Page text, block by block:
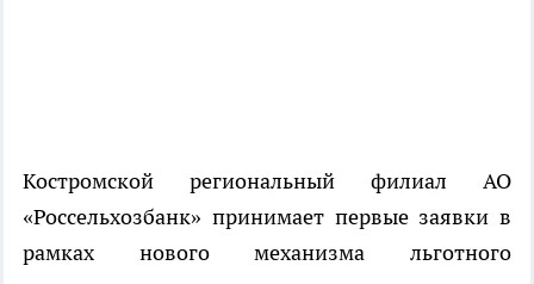
Костромской региональный филиал АО
«Россельхозбанк» принимает первые заявки в
рамках нового механизма льготного